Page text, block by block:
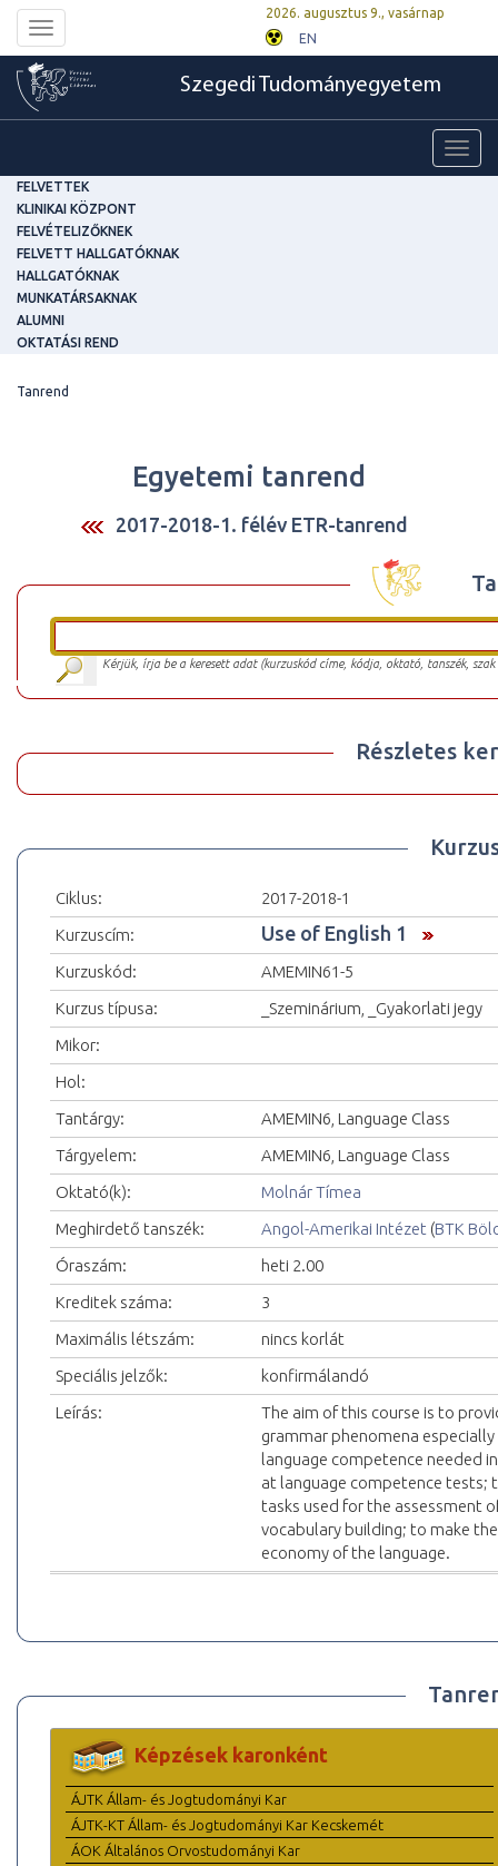
Toggle
navigation
2026. augusztus 9., vasárnap
EN
Szegedi Tudományegyetem
FELVETTEK
KLINIKAI KÖZPONT
FELVÉTELIZŐKNEK
FELVETT HALLGATÓKNAK
HALLGATÓKNAK
MUNKATÁRSAKNAK
ALUMNI
OKTATÁSI REND
Tanrend
Egyetemi tanrend
2017-2018-1. félév ETR-tanrend
Kérjük, írja be a keresett adat (kurzuskód címe, kódja, oktató, tanszék,
Részletes
Ciklus:
2017-2018-1
Kurzuscím:
Use of English 1
Kurzuskód:
AMEMIN61-5
Kurzus típusa:
_Szeminárium, _Gyakorlati jegy
Mikor:
Hol:
Tantárgy:
AMEMIN6, Language Class
Tárgyelem:
AMEMIN6, Language Class
Oktató(k):
Molnár Tímea
Meghirdető tanszék:
Angol-Amerikai Intézet (BTK
Óraszám:
heti 2.00
Kreditek száma:
3
Maximális létszám:
nincs korlát
Speciális jelzők:
konfirmálandó
Leírás:
The aim of this course is to
grammar phenomena
language competence needed
at language competence tests;
tasks used for the assessment
vocabulary building; to make
economy of the language.
Képzések karonként
ÁJTK Állam- és Jogtudományi Kar
ÁJTK-KT Állam- és Jogtudományi Kar Kecskemét
ÁOK Általános Orvostudományi Kar